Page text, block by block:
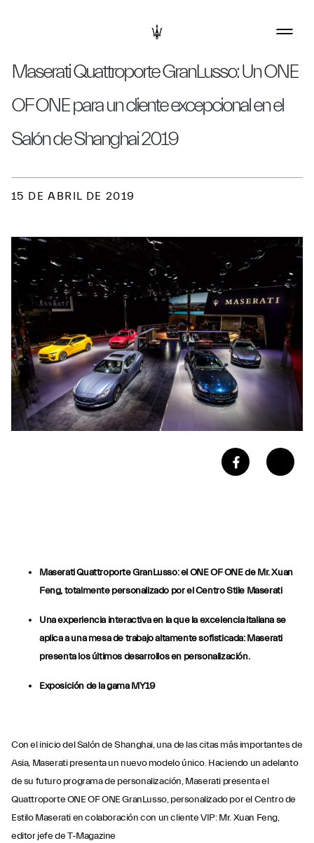
Maserati Quattroporte GranLusso: Un ONE
OF ONE para un cliente excepcional en el
Salón de Shanghai 2019
15 DE ABRIL DE 2019
Maserati Quattroporte GranLusso: el ONE OF ONE de Mr. Xuan
Feng, totalmente personalizado por el Centro Stile Maserati
Una experiencia interactiva en la que la excelencia italiana se
aplica a una mesa de trabajo altamente sofisticada: Maserati
presenta los últimos desarrollos en personalización.
Exposición de la gama MY19
Con el inicio del Salón de Shanghai, una de las citas más importantes de
Asia, Maserati presenta un nuevo modelo único. Haciendo un adelanto
de su futuro programa de personalización, Maserati presenta el
Quattroporte ONE OF ONE GranLusso, personalizado por el Centro de
Estilo Maserati en colaboración con un cliente VIP: Mr. Xuan Feng,
editor jefe de T-Magazine